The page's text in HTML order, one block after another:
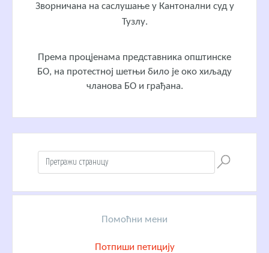
Зворничана на саслушање у Кантонални суд у
Тузлу.
Према процјенама представника општинске
БО, на протестној шетњи било је око хиљаду
чланова БО и грађана.
Помоћни мени
Потпиши петицију